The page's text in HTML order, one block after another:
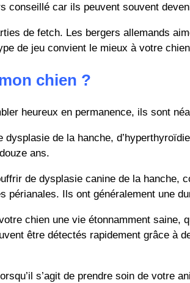
conseillé car ils peuvent souvent
de fetch. Les bergers allemands
de jeu convient le mieux à votre
chien ?
heureux en permanence, ils sont
dysplasie de la hanche,
ans.
de dysplasie canine de la
périanales. Ils ont généralement une
chien une vie étonnamment
être détectés rapidement grâce à
s’agit de prendre soin de votre